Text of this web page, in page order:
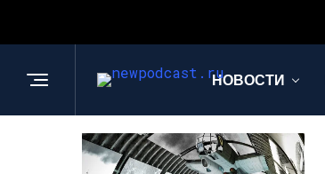
НОВОСТИ